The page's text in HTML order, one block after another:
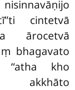
cintetvā
ārocetvā
bhagavato
kho
akkhāto